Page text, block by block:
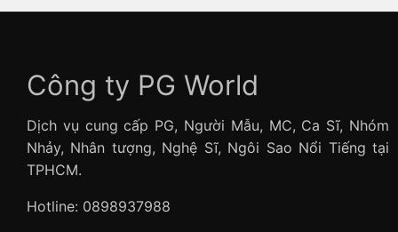
Công ty PG World
Dịch vụ cung cấp PG, Người Mẫu, MC, Ca Sĩ, Nhóm
Nhảy, Nhân tượng, Nghệ Sĩ, Ngôi Sao Nổi Tiếng tại
TPHCM.
Hotline: 0898937988